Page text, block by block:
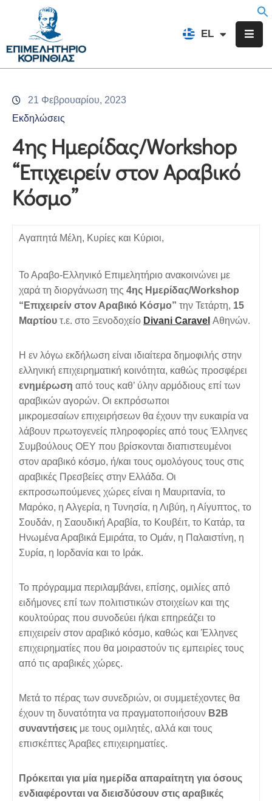
EL
FR
Επιμελητήριο
Υπηρεσίες
Προγράμματα
&
Δράσεις
Εκδηλώσεις
21 Φεβρουαρίου, 2023
Εκδηλώσεις
4ης Ημερίδας/Workshop
“Επιχειρείν στον Αραβικό
Κόσμο”
Αγαπητά Μέλη, Κυρίες και Κύριοι,
Το Αραβο-Ελληνικό Επιμελητήριο ανακοινώνει με
χαρά τη διοργάνωση της 4ης Ημερίδας/Workshop
“Επιχειρείν στον Αραβικό Κόσμο” την Τετάρτη, 15
Μαρτίου τ.ε. στο Ξενοδοχείο Divani Caravel Αθηνών.
Η εν λόγω εκδήλωση είναι ιδιαίτερα δημοφιλής στην
ελληνική επιχειρηματική κοινότητα, καθώς προσφέρει
ενημέρωση από τους καθ’ ύλην αρμόδιους επί των
αραβικών αγορών. Οι εκπρόσωποι
μικρομεσαίων επιχειρήσεων θα έχουν την ευκαιρία να
λάβουν πρωτογενείς πληροφορίες από τους Έλληνες
Συμβούλους ΟΕΥ που βρίσκονται διαπιστευμένοι
στον αραβικό κόσμο, ή/και τους ομολόγους τους στις
αραβικές Πρεσβείες στην Ελλάδα. Οι
εκπροσωπούμενες χώρες είναι η Μαυριτανία, το
Μαρόκο, η Αλγερία, η Τυνησία, η Λιβύη, η Αίγυπτος, το
Σουδάν, η Σαουδική Αραβία, το Κουβέιτ, το Κατάρ, τα
Ηνωμένα Αραβικά Εμιράτα, το Ομάν, η Παλαιστίνη, η
Συρία, η Ιορδανία και το Ιράκ.
Το πρόγραμμα περιλαμβάνει, επίσης, ομιλίες από
ειδήμονες επί των πολιτιστικών στοιχείων και της
κουλτούρας που συνοδεύει ή/και επηρεάζει το
επιχειρείν στον αραβικό κόσμο, καθώς και Έλληνες
επιχειρηματίες που θα μοιραστούν τις εμπειρίες τους
από τις αραβικές χώρες.
Μετά το πέρας των συνεδριών, οι συμμετέχοντες θα
έχουν τη δυνατότητα να πραγματοποιήσουν Β2Β
συναντήσεις με τους ομιλητές, αλλά και τους
επισκέπτες Άραβες επιχειρηματίες.
Πρόκειται για μία ημερίδα απαραίτητη για όσους
ενδιαφέρονται να διεισδύσουν στις αραβικές